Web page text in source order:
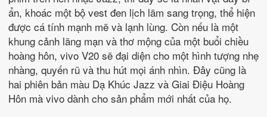
ẩn, khoác một bộ vest đen lịch lãm sang trọng, thể hiện
được cá tính mạnh mẽ và lạnh lùng. Còn nếu là một
khung cảnh lãng mạn và thơ mộng của một buổi chiều
hoàng hôn, vivo V20 sẽ đại diện cho một hình tượng nhẹ
nhàng, quyến rũ và thu hút mọi ánh nhìn. Đây cũng là
hai phiên bản màu Dạ Khúc Jazz và Giai Điệu Hoàng
Hôn mà vivo dành cho sản phẩm mới nhất của họ.